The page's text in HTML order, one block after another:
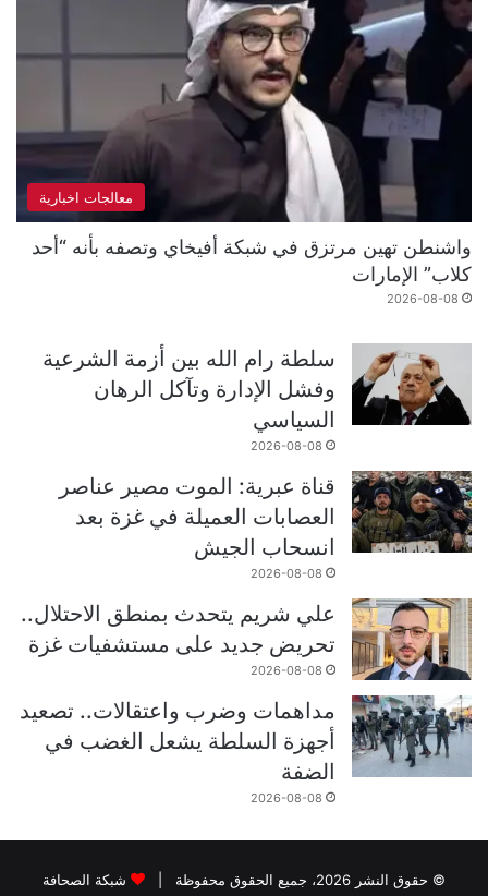
معالجات اخبارية
واشنطن تهين مرتزق في شبكة أفيخاي وتصفه بأنه “أحد
كلاب” الإمارات
2026-08-08
سلطة رام الله بين أزمة الشرعية
وفشل الإدارة وتآكل الرهان
السياسي
2026-08-08
قناة عبرية: الموت مصير عناصر
العصابات العميلة في غزة بعد
انسحاب الجيش
2026-08-08
علي شريم يتحدث بمنطق الاحتلال..
تحريض جديد على مستشفيات غزة
2026-08-08
مداهمات وضرب واعتقالات.. تصعيد
أجهزة السلطة يشعل الغضب في
الضفة
2026-08-08
© حقوق النشر 2026، جميع الحقوق محفوظة | شبكة الصحافة